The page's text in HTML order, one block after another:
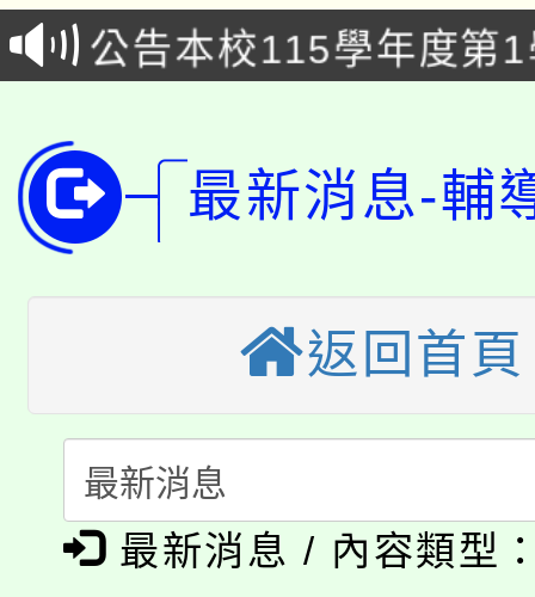
版
公告本校115學年度第
代理(課)教師甄選結果(
「2026金融保險知識
車」活動
桃園市115學年度學生
生本土語及新住民語歌
公告本校115學年度第
代理(課)教師甄選結果
轉知中國文化大學推廣
程，歡迎學生輔導中心
心理、諮商輔導、社會
淨零綠生活教案入校路
會
115年食農教育專業人
程
學期銜接期間理賠案件
學籍身 分審查程序及
淨零綠領人才培育課程
最新消息-輔
返回首頁
最新消息 / 內容類型